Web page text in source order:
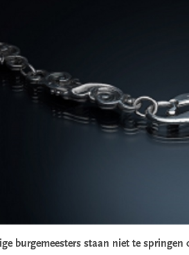
burgemeesters staan niet te springen